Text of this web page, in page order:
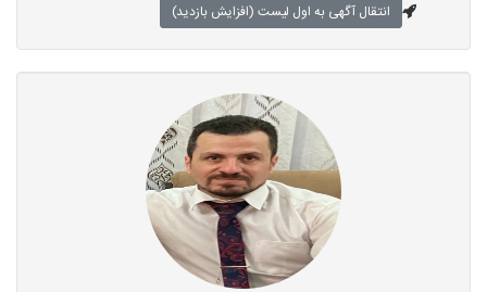
انتقال آگهی به اول لیست (افزایش بازدید)